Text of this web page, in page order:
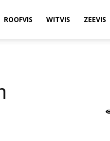
ROOFVIS WITVIS ZEEVIS